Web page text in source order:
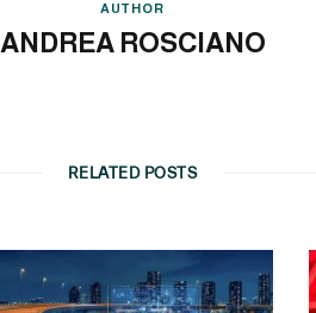
AUTHOR
ANDREA ROSCIANO
RELATED POSTS